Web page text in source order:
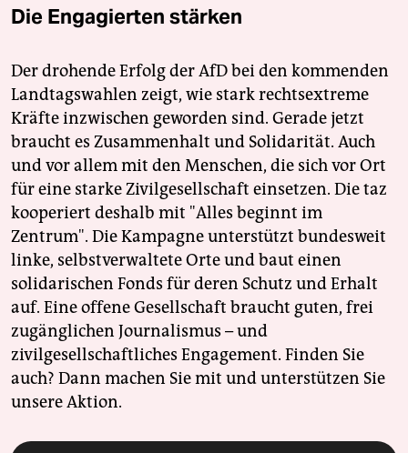
Die Engagierten stärken
Der drohende Erfolg der AfD bei den kommenden
Landtagswahlen zeigt, wie stark rechtsextreme
Kräfte inzwischen geworden sind. Gerade jetzt
braucht es Zusammenhalt und Solidarität. Auch
und vor allem mit den Menschen, die sich vor Ort
für eine starke Zivilgesellschaft einsetzen. Die taz
kooperiert deshalb mit "Alles beginnt im
Zentrum". Die Kampagne unterstützt bundesweit
linke, selbstverwaltete Orte und baut einen
solidarischen Fonds für deren Schutz und Erhalt
auf. Eine offene Gesellschaft braucht guten, frei
zugänglichen Journalismus – und
zivilgesellschaftliches Engagement. Finden Sie
auch? Dann machen Sie mit und unterstützen Sie
unsere Aktion.